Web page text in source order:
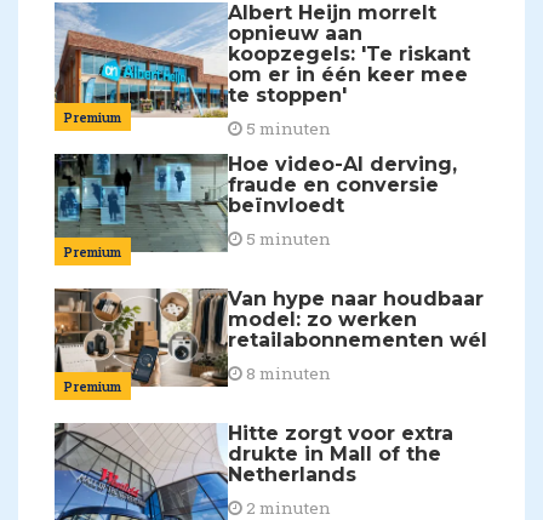
Premium
Albert Heijn morrelt
opnieuw aan
koopzegels: 'Te riskant
om er in één keer mee
te stoppen'
5 minuten
Premium
Hoe video-AI derving,
fraude en conversie
beïnvloedt
5 minuten
Premium
Van hype naar houdbaar
model: zo werken
retailabonnementen wél
8 minuten
Hitte zorgt voor extra
drukte in Mall of the
Netherlands
2 minuten